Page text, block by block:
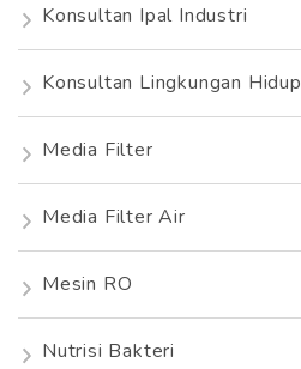
Konsultan Ipal Industri
Konsultan Lingkungan Hidup
Media Filter
Media Filter Air
Mesin RO
Nutrisi Bakteri